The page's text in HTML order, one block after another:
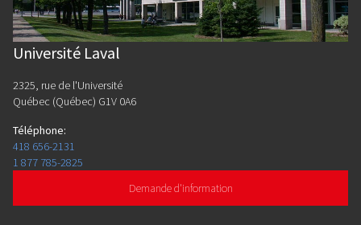
Université Laval
2325, rue de l'Université
Québec (Québec) G1V 0A6
Téléphone:
418 656-2131
1 877 785-2825
Demande d'information